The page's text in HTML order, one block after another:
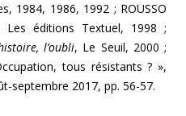
1984, 1986, 1992 ; ROUSSO
Les éditions Textuel, 1998 ;
l’oubli, Le Seuil, 2000 ;
tous résistants ? »,
septembre 2017, pp. 56-57.